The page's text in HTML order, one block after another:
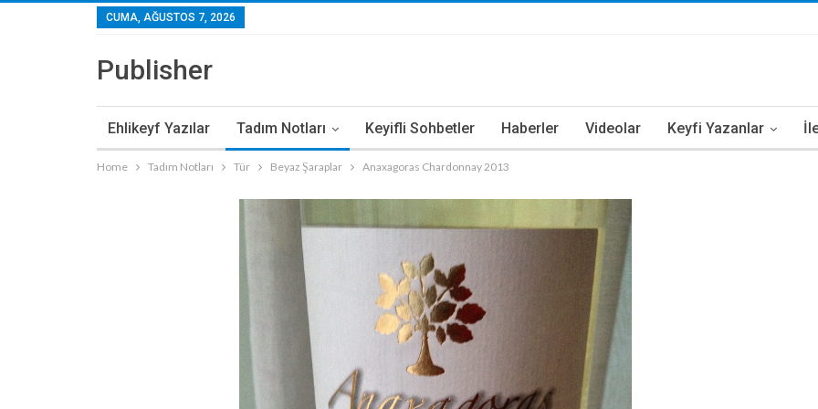
CUMA, AĞUSTOS 7, 2026
Publisher
Ehlikeyf Yazılar Tadım Notları Keyifli Sohbetler Haberler Videolar Keyfi Yazanlar
Home Tadım Notları Tür Beyaz Şaraplar Anaxagoras Chardonnay 2013